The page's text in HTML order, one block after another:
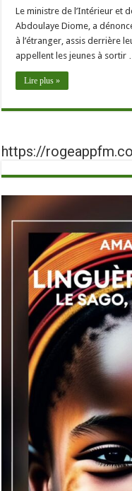
Le ministre de l’Intérieur et
Abdoulaye Diome, a
à l’étranger, assis derrière
appellent les jeunes à sortir
Lire plus »
https://